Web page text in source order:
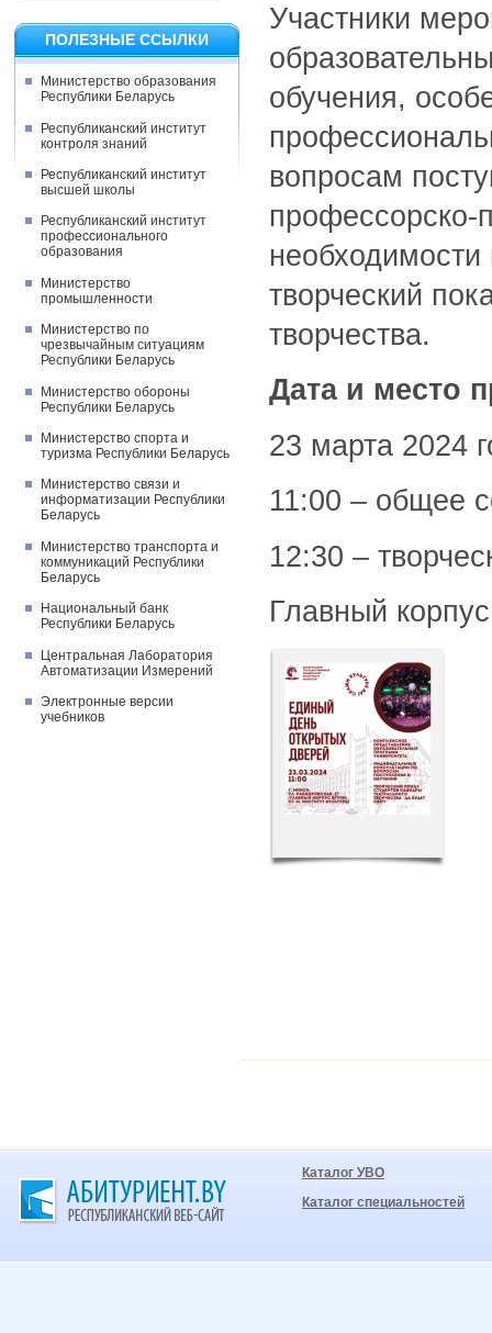
ПОЛЕЗНЫЕ ССЫЛКИ
Министерство образования
Республики Беларусь
Республиканский институт
контроля знаний
Республиканский институт
высшей школы
Республиканский институт
профессионального
образования
Министерство
промышленности
Министерство по
чрезвычайным ситуациям
Республики Беларусь
Министерство обороны
Республики Беларусь
Министерство спорта и
туризма Республики Беларусь
Министерство связи и
информатизации Республики
Беларусь
Министерство транспорта и
коммуникаций Республики
Беларусь
Национальный банк
Республики Беларусь
Центральная Лаборатория
Автоматизации Измерений
Электронные версии
учебников
Участники
обучения,
вопросам
профессорско-
творческий
творчества.
Дата и место
23 марта 2024
11:00 – общее
12:30 –
Главный
Каталог УВО
Каталог специальностей